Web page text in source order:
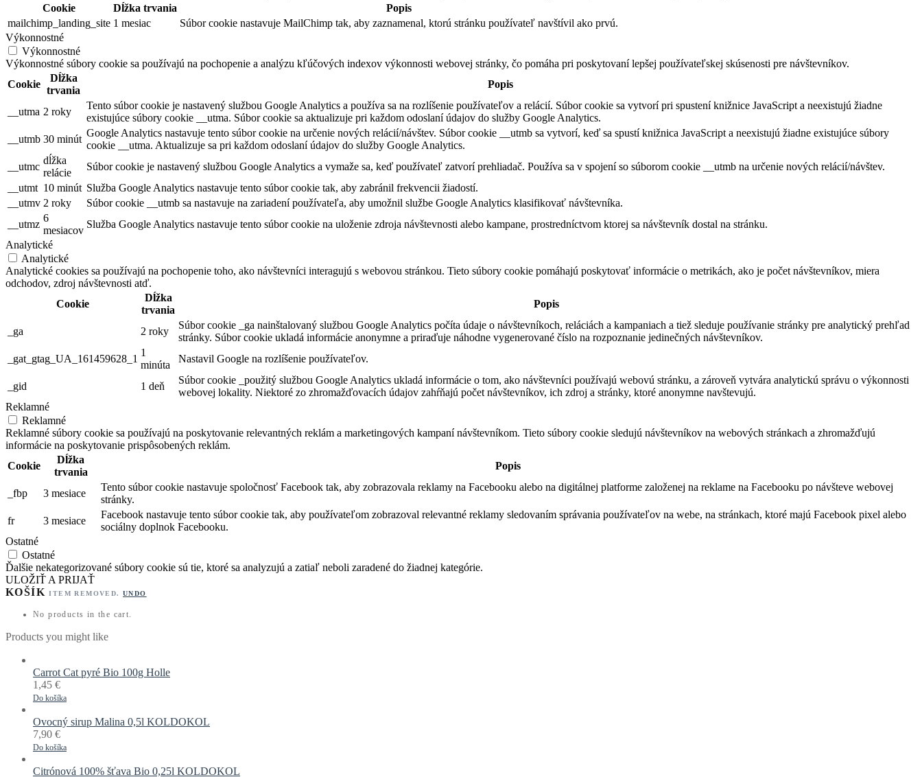
Cookie
Dĺžka trvania
Popis
mailchimp_landing_site 1 mesiac
Súbor cookie nastavuje MailChimp tak, aby zaznamenal, ktorú stránku používateľ navštívil ako prvú.
Výkonnostné
Výkonnostné
Výkonnostné súbory cookie sa používajú na pochopenie a analýzu kľúčových indexov výkonnosti webovej stránky, čo pomáha pri poskytovaní lepšej používateľskej skúsenosti pre návštevníkov.
Cookie
Dĺžka
trvania
Popis
__utma 2 roky
Tento súbor cookie je nastavený službou Google Analytics a používa sa na rozlíšenie používateľov a relácií. Súbor cookie sa vytvorí pri spustení knižnice JavaScript a neexistujú žiadne
existujúce súbory cookie __utma. Súbor cookie sa aktualizuje pri každom odoslaní údajov do služby Google Analytics.
__utmb 30 minút
Google Analytics nastavuje tento súbor cookie na určenie nových relácií/návštev. Súbor cookie __utmb sa vytvorí, keď sa spustí knižnica JavaScript a neexistujú žiadne existujúce súbory
cookie __utma. Aktualizuje sa pri každom odoslaní údajov do služby Google Analytics.
__utmc
dĺžka
relácie
Súbor cookie je nastavený službou Google Analytics a vymaže sa, keď používateľ zatvorí prehliadač. Používa sa v spojení so súborom cookie __utmb na určenie nových relácií/návštev.
__utmt 10 minút Služba Google Analytics nastavuje tento súbor cookie tak, aby zabránil frekvencii žiadostí.
__utmv 2 roky
Súbor cookie __utmb sa nastavuje na zariadení používateľa, aby umožnil službe Google Analytics klasifikovať návštevníka.
__utmz
6
mesiacov
Služba Google Analytics nastavuje tento súbor cookie na uloženie zdroja návštevnosti alebo kampane, prostredníctvom ktorej sa návštevník dostal na stránku.
Analytické
Analytické
Analytické cookies sa používajú na pochopenie toho, ako návštevníci interagujú s webovou stránkou. Tieto súbory cookie pomáhajú poskytovať informácie o metrikách, ako je počet návštevníkov, miera
odchodov, zdroj návštevnosti atď.
Cookie
Dĺžka
trvania
Popis
_ga 2 roky
Súbor cookie _ga nainštalovaný službou Google Analytics počíta údaje o návštevníkoch, reláciách a kampaniach a tiež sleduje používanie stránky pre analytický prehľad
stránky. Súbor cookie ukladá informácie anonymne a priraďuje náhodne vygenerované číslo na rozpoznanie jedinečných návštevníkov.
_gat_gtag_UA_161459628_1
1
minúta
Nastavil Google na rozlíšenie používateľov.
_gid 1 deň
Súbor cookie _použitý službou Google Analytics ukladá informácie o tom, ako návštevníci používajú webovú stránku, a zároveň vytvára analytickú správu o výkonnosti
webovej lokality. Niektoré zo zhromažďovacích údajov zahŕňajú počet návštevníkov, ich zdroj a stránky, ktoré anonymne navštevujú.
Reklamné
Reklamné
Reklamné súbory cookie sa používajú na poskytovanie relevantných reklám a marketingových kampaní návštevníkom. Tieto súbory cookie sledujú návštevníkov na webových stránkach a zhromažďujú
informácie na poskytovanie prispôsobených reklám.
Cookie
Dĺžka
trvania
Popis
_fbp 3 mesiace
Tento súbor cookie nastavuje spoločnosť Facebook tak, aby zobrazovala reklamy na Facebooku alebo na digitálnej platforme založenej na reklame na Facebooku po návšteve webovej
stránky.
fr
3 mesiace
Facebook nastavuje tento súbor cookie tak, aby používateľom zobrazoval relevantné reklamy sledovaním správania používateľov na webe, na stránkach, ktoré majú Facebook pixel alebo
sociálny doplnok Facebooku.
Ostatné
Ostatné
Ďalšie nekategorizované súbory cookie sú tie, ktoré sa analyzujú a zatiaľ neboli zaradené do žiadnej kategórie.
ULOŽIŤ A PRIJAŤ
KOŠÍKITEM REMOVED.UNDO
No products in the cart.
Products you might like
Carrot Cat pyré Bio 100g Holle
1,45 €
Do košíka
Ovocný sirup Malina 0,5l KOLDOKOL
7,90 €
Do košíka
Citrónová 100% šťava Bio 0,25l KOLDOKOL